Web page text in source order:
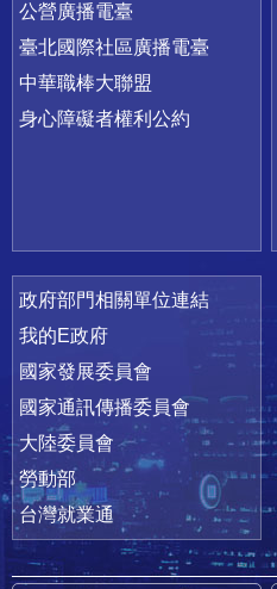
公營廣播電臺
臺北國際社區廣播電臺
中華職棒大聯盟
身心障礙者權利公約
政府部門相關單位連結
我的E政府
國家發展委員會
國家通訊傳播委員會
大陸委員會
勞動部
台灣就業通